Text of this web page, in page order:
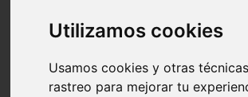
Utilizamos cookies
Usamos cookies y otras
rastreo para mejorar tu
nombres para gatos
novedades
uncategorized
zona pro